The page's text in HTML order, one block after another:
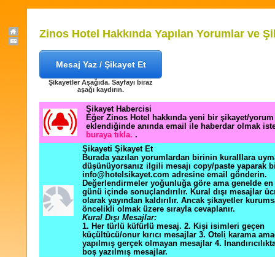
Zinos Hotel Hakkında Yapılan Yorumlar ve
Mesaj Yaz / Şikayet Et
Şikayetler Aşağıda. Sayfayı biraz
aşağı kaydırın.
Şikayet Habercisi
Eğer Zinos Hotel hakkında yeni bir şikayet/yorum
eklendiğinde anında email ile haberdar olmak
buraya tıkla. .
Şikayeti Şikayet Et
Burada yazılan yorumlardan birinin kuralllara
düşünüyorsanız ilgili mesajı copy/paste yaparak
info@hotelsikayet.com adresine email gönderin.
Değerlendirmeler yoğunluğa göre ama genelde
günü içinde sonuçlandırılır. Kural dışı mesajlar
olarak yayından kaldırılır. Ancak şikayetler
öncelikli olmak üzere sırayla cevaplanır.
Kural Dışı Mesajlar:
1. Her türlü küfürlü mesaj. 2. Kişi isimleri geçen
küçültücü/onur kırıcı mesajlar 3. Oteli karama
yapılmış gerçek olmayan mesajlar 4.
boş yazılmış mesajlar.